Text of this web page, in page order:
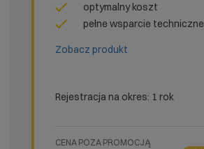
optymalny koszt
pełne wsparcie techniczne
Zobacz produkt
Rejestracja na okres: 1 rok
CENA POZA PROMOCJĄ